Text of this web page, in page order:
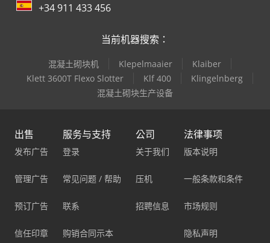
+34 911 433 456
当前机器搜索：
混凝土砌块机 Klepelmaaier
Klaiber
Klett 3600T Flexo Slotter
Klf 400
Klingelnberg
混凝土砌块生产设备
出售
发布广告
管理广告
预订广告
信任印章
服务与支持
登录
常见问题 / 帮助
联系
购销合同示本
公司
关于我们
压机
招聘信息
法律事项
版本说明
一般条款和条件
市场规则
隐私声明